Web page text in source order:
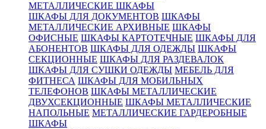
МЕТАЛЛИЧЕСКИЕ ШКАФЫ
ШКАФЫ ДЛЯ ДОКУМЕНТОВ ШКАФЫ
МЕТАЛЛИЧЕСКИЕ АРХИВНЫЕ ШКАФЫ
ОФИСНЫЕ ШКАФЫ КАРТОТЕЧНЫЕ ШКАФЫ ДЛЯ
АБОНЕНТОВ ШКАФЫ ДЛЯ ОДЕЖДЫ ШКАФЫ
СЕКЦИОННЫЕ ШКАФЫ ДЛЯ РАЗДЕВАЛОК
ШКАФЫ ДЛЯ СУШКИ ОДЕЖДЫ МЕБЕЛЬ ДЛЯ
ФИТНЕСА ШКАФЫ ДЛЯ МОБИЛЬНЫХ
ТЕЛЕФОНОВ ШКАФЫ МЕТАЛЛИЧЕСКИЕ
ДВУХСЕКЦИОННЫЕ ШКАФЫ МЕТАЛЛИЧЕСКИЕ
НАПОЛЬНЫЕ МЕТАЛЛИЧЕСКИЕ ГАРДЕРОБНЫЕ
ШКАФЫ